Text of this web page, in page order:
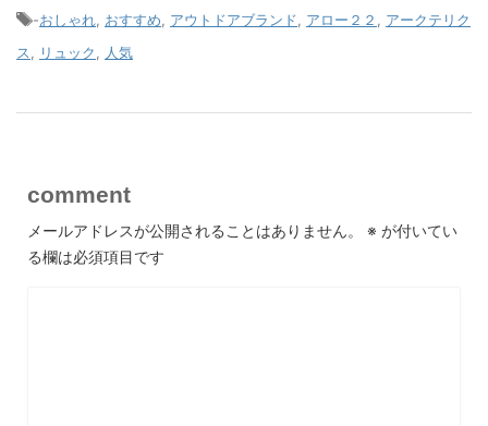
-おしゃれ おすすめ アウトドアブランド アロー２２
アークテリク
ス
リュック 人気
comment
メールアドレスが公開されることはありません。 ※ が付いてい
る欄は必須項目です